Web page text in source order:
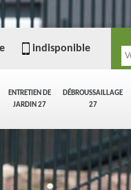
ENTRETIEN DE
JARDIN 27
DÉBROUSSAILLAGE
27
indisponible